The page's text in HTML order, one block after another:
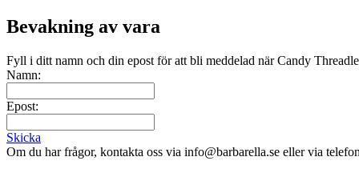
Bevakning av vara
Fyll i ditt namn och din epost för att bli meddelad när Candy
Namn:
Epost:
Skicka
Om du har frågor, kontakta oss via info@barbarella.se eller via